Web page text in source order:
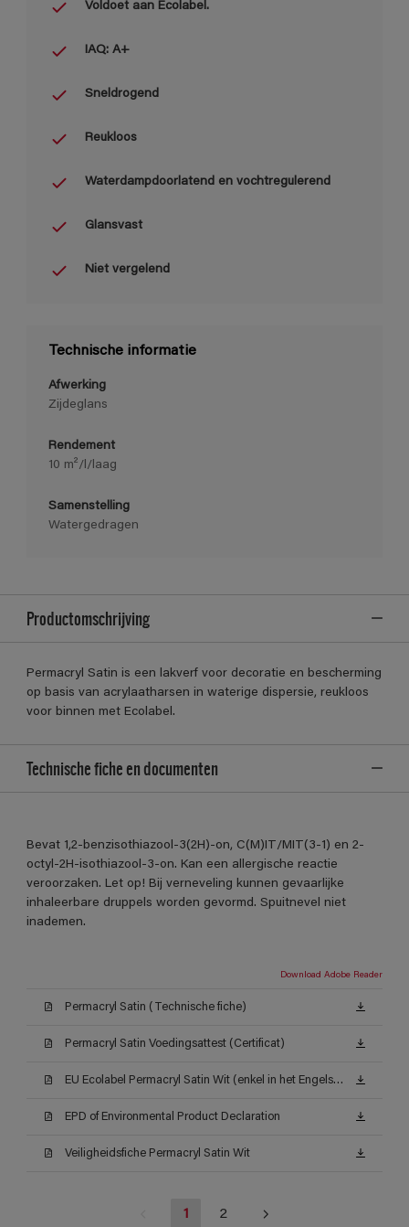
Voldoet aan Ecolabel.
IAQ: A+
Sneldrogend
Reukloos
Waterdampdoorlatend en vochtregulerend
Glansvast
Niet vergelend
Technische informatie
Afwerking
Zijdeglans
Rendement
10 m²/l/laag
Samenstelling
Watergedragen
Productomschrijving
Permacryl Satin is een lakverf voor decoratie en bescherming
op basis van acrylaatharsen in waterige dispersie, reukloos
voor binnen met Ecolabel.
Technische fiche en documenten
Bevat 1,2-benzisothiazool-3(2H)-on, C(M)IT/MIT(3-1) en 2-
octyl-2H-isothiazool-3-on. Kan een allergische reactie
veroorzaken. Let op! Bij verneveling kunnen gevaarlijke
inhaleerbare druppels worden gevormd. Spuitnevel niet
inademen.
Download Adobe Reader
Permacryl Satin (Technische fiche)
Permacryl Satin Voedingsattest (Certificat)
EU Ecolabel Permacryl Satin Wit (enkel in het Engels beschikbaar)
EPD of Environmental Product Declaration
Veiligheidsfiche Permacryl Satin Wit
1 2